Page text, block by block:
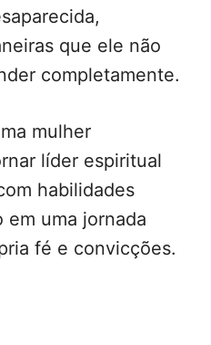
que ele não
completamente.
mulher
líder espiritual
habilidades
em uma jornada
fé e convicções.